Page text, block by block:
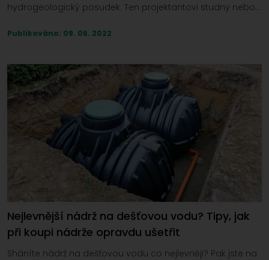
hydrogeologický posudek. Ten projektantovi studny nebo
Publikováno: 09. 06. 2022
Nejlevnější nádrž na dešťovou vodu? Tipy, jak
při koupi nádrže opravdu ušetřit
Sháníte nádrž na dešťovou vodu co nejlevněji? Pak jste na